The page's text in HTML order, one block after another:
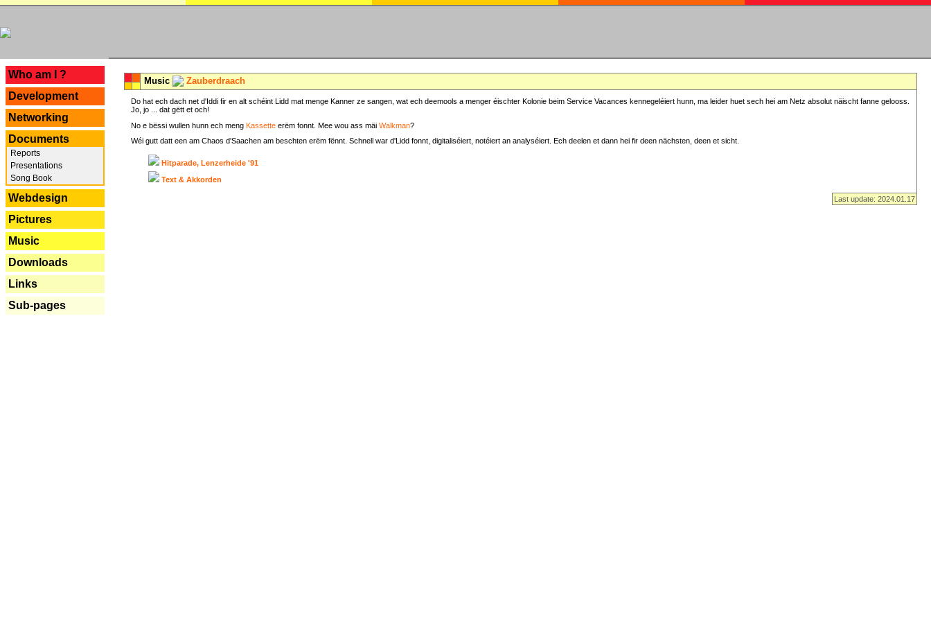
Who am I ?
Development
Networking
Documents
Reports
Presentations
Song Book
Webdesign
Pictures
Music
Downloads
Links
Sub-pages
Music Zauberdraach
Do hat ech dach net d'Iddi fir en alt schéint Lidd mat menge Kanner ze sangen, wat ech deemools a menger éischter Kolonie beim Service Vacances kennegeléiert hunn, ma leider huet sech hei am Netz absolut näischt fanne gelooss.
Jo, jo ... dat gëtt et och!
No e bëssi wullen hunn ech meng Kassette erëm fonnt. Mee wou ass mäi Walkman?
Wéi gutt datt een am Chaos d'Saachen am beschten erëm fënnt. Schnell war d'Lidd fonnt, digitaliséiert, notéiert an analyséiert. Ech deelen et dann hei fir deen nächsten, deen et sicht.
Hitparade, Lenzerheide '91
Text & Akkorden
Last update: 2024.01.17